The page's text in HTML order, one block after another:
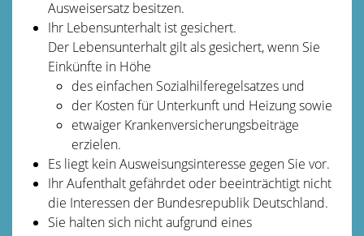
Ausweisersatz besitzen.
Ihr Lebensunterhalt ist gesichert.
Der Lebensunterhalt gilt als gesichert, wenn Sie
Einkünfte in Höhe
des einfachen Sozialhilferegelsatzes und
der Kosten für Unterkunft und Heizung sowie
etwaiger Krankenversicherungsbeiträge
erzielen.
Es liegt kein Ausweisungsinteresse gegen Sie vor.
Ihr Aufenthalt gefährdet oder beeinträchtigt nicht
die Interessen der Bundesrepublik Deutschland.
Sie halten sich nicht aufgrund eines